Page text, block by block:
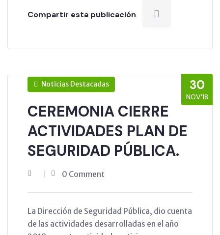
Compartir esta publicación
30
NOV’18
Noticias Destacadas
CEREMONIA CIERRE
ACTIVIDADES PLAN DE
SEGURIDAD PÚBLICA.
0 Comment
La Dirección de Seguridad Pública, dio cuenta
de las actividades desarrolladas en el año